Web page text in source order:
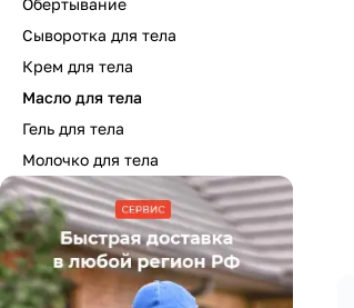
Обертывание
Сыворотка для тела
Крем для тела
Масло для тела
Гель для тела
Молочко для тела